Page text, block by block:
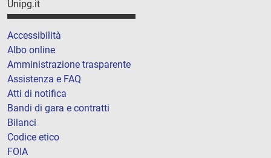
Unipg.it
Accessibilità
Albo online
Amministrazione trasparente
Assistenza e FAQ
Atti di notifica
Bandi di gara e contratti
Bilanci
Codice etico
FOIA